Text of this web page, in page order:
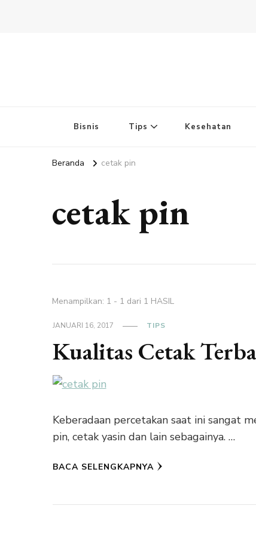
Bisnis Tips Kesehatan
Beranda cetak pin
cetak pin
Menampilkan: 1 - 1 dari 1 HASIL
JANUARI 16, 2017 TIPS
Kualitas Cetak
Keberadaan percetakan saat ini sangat
pin, cetak yasin dan lain sebagainya. …
BACA SELENGKAPNYA